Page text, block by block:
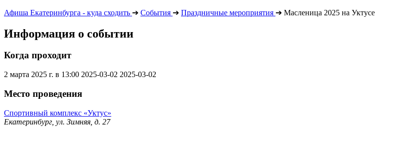
Афиша Екатеринбурга - куда сходить ➔ События ➔ Праздничные мероприятия ➔ Масленица 2025 на Уктусе
Информация о событии
Когда проходит
2 марта 2025 г. в 13:00 2025-03-02 2025-03-02
Место проведения
Спортивный комплекс «Уктус»
Екатеринбург, ул. Зимняя, д. 27